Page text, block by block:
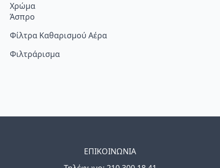
Χρώμα
Άσπρο
Φίλτρα Καθαρισμού Αέρα
Φιλτράρισμα
ΕΠΙΚΟΙΝΩΝΙΑ